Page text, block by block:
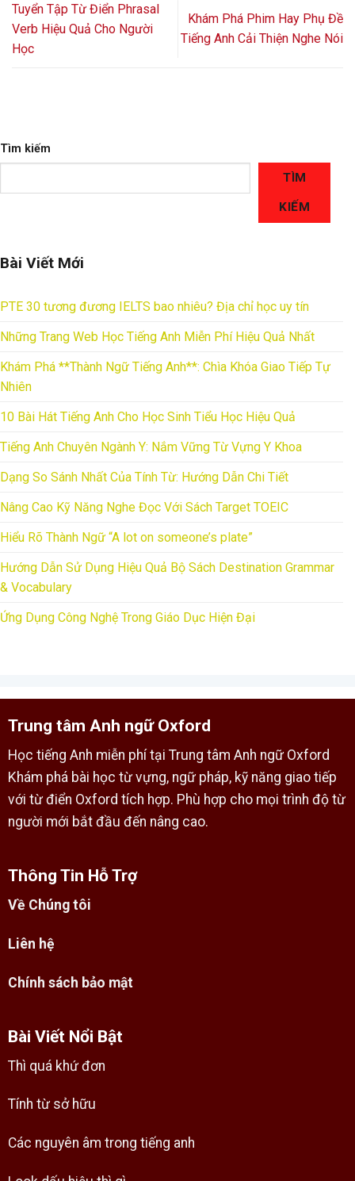
Tuyển Tập Từ Điển Phrasal
Verb Hiệu Quả Cho Người
Học
Khám Phá Phim Hay Phụ Đề
Tiếng Anh Cải Thiện Nghe Nói
Tìm kiếm
TÌM
KIẾM
Bài Viết Mới
PTE 30 tương đương IELTS bao nhiêu? Địa chỉ học uy tín
Những Trang Web Học Tiếng Anh Miễn Phí Hiệu Quả Nhất
Khám Phá **Thành Ngữ Tiếng Anh**: Chìa Khóa Giao Tiếp Tự
Nhiên
10 Bài Hát Tiếng Anh Cho Học Sinh Tiểu Học Hiệu Quả
Tiếng Anh Chuyên Ngành Y: Nắm Vững Từ Vựng Y Khoa
Dạng So Sánh Nhất Của Tính Từ: Hướng Dẫn Chi Tiết
Nâng Cao Kỹ Năng Nghe Đọc Với Sách Target TOEIC
Hiểu Rõ Thành Ngữ “A lot on someone’s plate”
Hướng Dẫn Sử Dụng Hiệu Quả Bộ Sách Destination Grammar
& Vocabulary
Ứng Dụng Công Nghệ Trong Giáo Dục Hiện Đại
Trung tâm Anh ngữ Oxford
Học tiếng Anh miễn phí tại Trung tâm Anh ngữ Oxford
Khám phá bài học từ vựng, ngữ pháp, kỹ năng giao tiếp
với từ điển Oxford tích hợp. Phù hợp cho mọi trình độ từ
người mới bắt đầu đến nâng cao.
Thông Tin Hỗ Trợ
Về Chúng tôi
Liên hệ
Chính sách bảo mật
Bài Viết Nổi Bật
Thì quá khứ đơn
Tính từ sở hữu
Các nguyên âm trong tiếng anh